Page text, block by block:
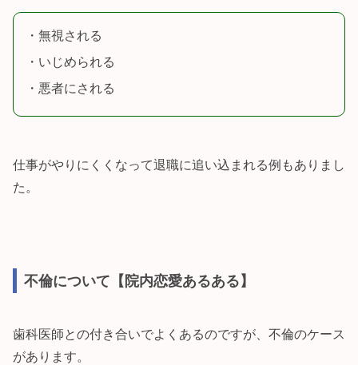
・無視される
・いじめられる
・悪者にされる
仕事がやりにくくなって退職に追い込まれる例もありまし
た。
不倫について【院内恋愛あるある】
歯科医師との付き合いでよくあるのですが、不倫のケース
があります。